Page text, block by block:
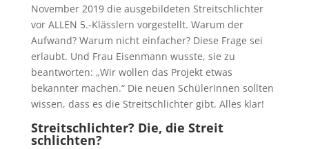
November 2019 die ausgebildeten Streitschlichter
vor ALLEN 5.-Klässlern vorgestellt. Warum der
Aufwand? Warum nicht einfacher? Diese Frage sei
erlaubt. Und Frau Eisenmann wusste, sie zu
beantworten: „Wir wollen das Projekt etwas
bekannter machen.“ Die neuen SchülerInnen sollten
wissen, dass es die Streitschlichter gibt. Alles klar!
Streitschlichter? Die, die Streit
schlichten?